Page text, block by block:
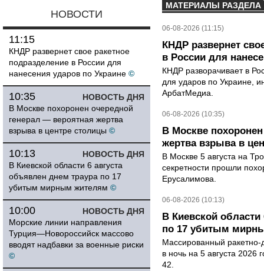
НОВОСТИ
11:15
КНДР развернет свое ракетное
подразделение в России для
нанесения ударов по Украине ©
НОВОСТЬ ДНЯ
10:35
В Москве похоронен очередной
генерал — вероятная жертва
взрыва в центре столицы ©
НОВОСТЬ ДНЯ
10:13
В Киевской области 6 августа
объявлен днем траура по 17
убитым мирным жителям ©
НОВОСТЬ ДНЯ
10:00
Морские линии направления
Турция—Новороссийск массово
вводят надбавки за военные риски
©
МАТЕРИАЛЫ РАЗДЕЛА
06-08-2026 (11:15)
КНДР развернет
в России для
КНДР разворачивает в
для ударов по Украине,
АрбатМедиа.
06-08-2026 (10:35)
В Москве
жертва взрыва в
В Москве 5 августа на
секретности прошли
Ерусалимова.
06-08-2026 (10:13)
В Киевской
по 17 убитым
Массированный ракетно-
в ночь на 5 августа 2026
42.